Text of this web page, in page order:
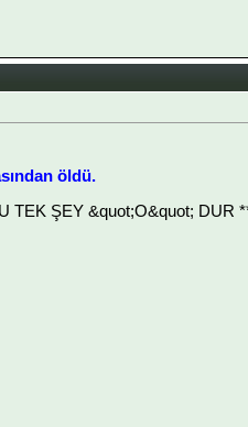
öldü.
TEK ŞEY &quot;O&quot; DUR